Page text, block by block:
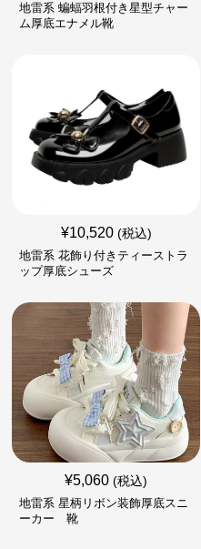
地雷系 蝙蝠羽根付き星型チャー
ム厚底エナメル靴
¥10,520 (税込)
地雷系 花飾り付きティーストラ
ップ厚底シューズ
¥5,060 (税込)
地雷系 星柄リボン装飾厚底スニ
ーカー 靴